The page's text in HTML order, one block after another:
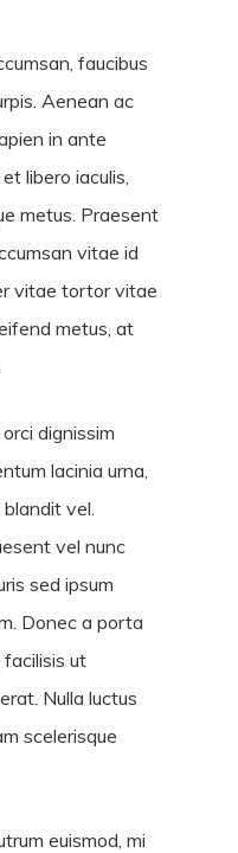
faucibus
Aenean ac
in ante
libero iaculis,
metus. Praesent
vitae id
vitae tortor vitae
metus, at
dignissim
lacinia urna,
vel.
vel nunc
sed ipsum
Donec a porta
facilisis ut
Nulla luctus
scelerisque
euismod, mi